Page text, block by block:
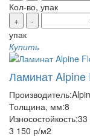
Кол-во, упак
+
-
упак
Купить
Ламинат Alpine
Производитель:
Толщина, мм:8
Износостойкость:33
3 150 р/м2